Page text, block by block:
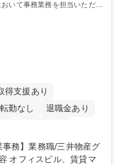
いて事務業務を担当いただき
得支援あり
転勤なし
退職金あり